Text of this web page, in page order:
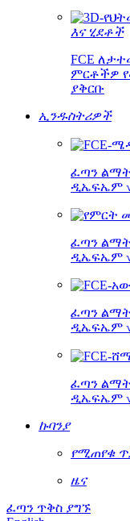
እና ሂደቶች
FCE
ምርቶችዎ
ያቅርቡ
ኢንዱስትሪዎች
ፈጣን ልማት
ዲኤፍኤም
ፈጣን ልማት
ዲኤፍኤም
ፈጣን
ዲኤፍኤም
ፈጣን
ዲኤፍኤም
ኩባንያ
የሚጠየቁ
ዜና
ፈጣን ጥቅስ ያግኙ